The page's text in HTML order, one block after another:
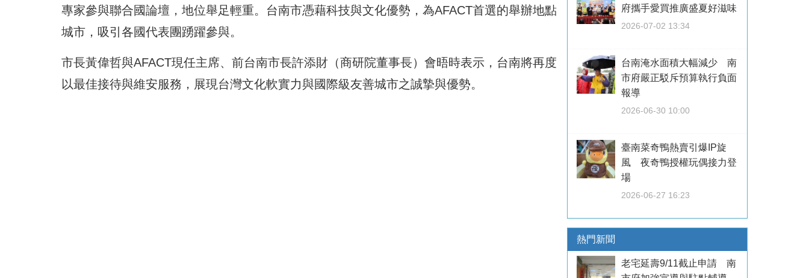
專家參與聯合國論壇，地位舉足輕重。台南市憑藉科技與文化優勢，為AFACT首選的舉辦地點
城市，吸引各國代表團踴躍參與。
市長黃偉哲與AFACT現任主席、前台南市長許添財（商研院董事長）會晤時表示，台南將再度
以最佳接待與維安服務，展現台灣文化軟實力與國際級友善城市之誠摯與優勢。
府攜手愛買推廣盛夏好滋味
2026-07-02 13:34
台南淹水面積大幅減少 南
市府嚴正駁斥預算執行負面
報導
2026-06-30 10:00
臺南菜奇鴨熱賣引爆IP旋
風 夜奇鴨授權玩偶接力登
場
2026-06-27 16:23
熱門新聞
老宅延壽9/11截止申請 南